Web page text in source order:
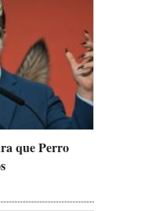
que Perro